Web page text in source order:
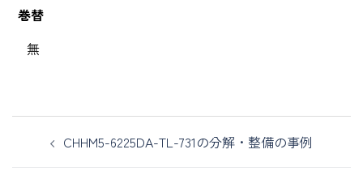
巻替
無
CHHM5-6225DA-TL-731の分解・整備の事例